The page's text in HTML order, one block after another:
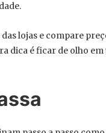
lojas e compare
dica é ficar de olho em